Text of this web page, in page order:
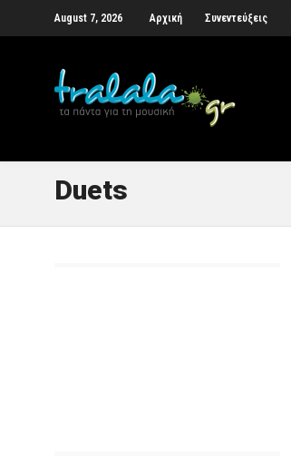
August 7, 2026 Αρχική Συνεντεύξεις
Duets